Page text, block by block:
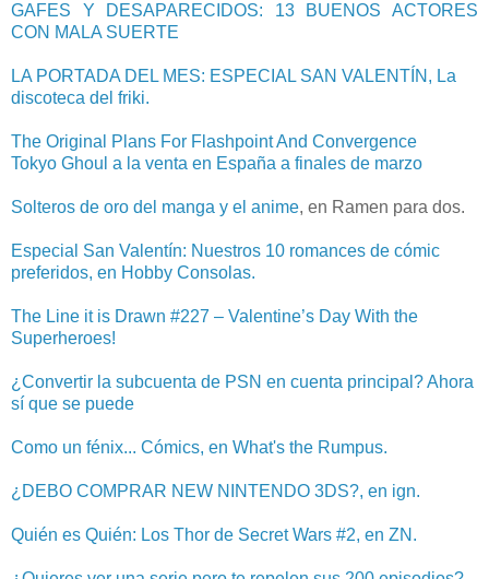
GAFES Y DESAPARECIDOS: 13 BUENOS ACTORES
CON MALA SUERTE
LA PORTADA DEL MES: ESPECIAL SAN VALENTÍN, La
discoteca del friki.
The Original Plans For Flashpoint And Convergence
Tokyo Ghoul a la venta en España a finales de marzo
Solteros de oro del manga y el anime, en Ramen para dos.
Especial San Valentín: Nuestros 10 romances de cómic
preferidos, en Hobby Consolas.
The Line it is Drawn #227 – Valentine’s Day With the
Superheroes!
¿Convertir la subcuenta de PSN en cuenta principal? Ahora
sí que se puede
Como un fénix... Cómics, en What's the Rumpus.
¿DEBO COMPRAR NEW NINTENDO 3DS?, en ign.
Quién es Quién: Los Thor de Secret Wars #2, en ZN.